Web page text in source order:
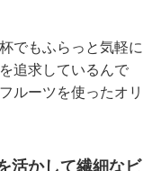
でもふらっと気軽に
追求しているんで
ルーツを使ったオリ
活かして繊細なビ